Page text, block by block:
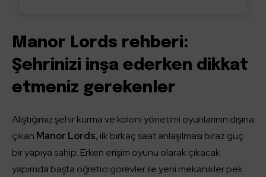
Manor Lords rehberi:
Şehrinizi inşa ederken dikkat
etmeniz gerekenler
Alıştığımız şehir kurma ve koloni yönetimi oyunlarının dışına
çıkan Manor Lords, ilk birkaç saat anlaşılması biraz güç
bir yapıya sahip. Erken erişim oyunu olarak çıkacak
yapımda başta öğretici görevler ile yeni mekanikler pek